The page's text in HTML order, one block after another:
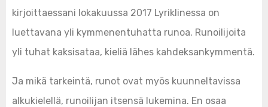
kirjoittaessani lokakuussa 2017 Lyriklinessa on
luettavana yli kymmenentuhatta runoa. Runoilijoita
yli tuhat kaksisataa, kieliä lähes kahdeksankymmentä.
Ja mikä tarkeintä, runot ovat myös kuunneltavissa
alkukielellä, runoilijan itsensä lukemina. En osaa